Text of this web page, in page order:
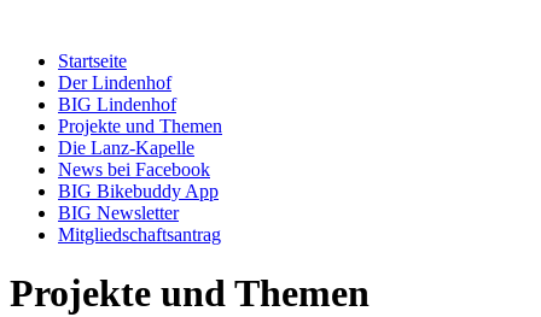
Startseite
Der Lindenhof
BIG Lindenhof
Projekte und Themen
Die Lanz-Kapelle
News bei Facebook
BIG Bikebuddy App
BIG Newsletter
Mitgliedschaftsantrag
Projekte und Themen